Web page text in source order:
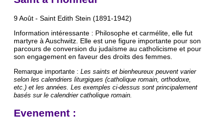
9 Août - Saint Edith Stein (1891-1942)
Information intéressante : Philosophe et carmélite, elle fut
martyre à Auschwitz. Elle est une figure importante pour son
parcours de conversion du judaïsme au catholicisme et pour
son engagement en faveur des droits des femmes.
Remarque importante : Les saints et bienheureux peuvent varier
selon les calendriers liturgiques (catholique romain, orthodoxe,
etc.) et les années. Les exemples ci-dessus sont principalement
basés sur le calendrier catholique romain.
Evenement :